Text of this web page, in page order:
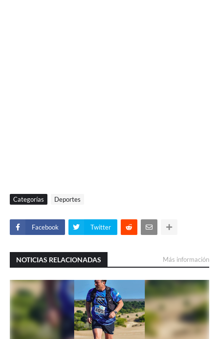
Categorías Deportes
Facebook Twitter
NOTICIAS RELACIONADAS Más información